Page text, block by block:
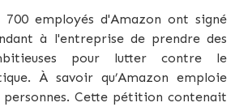
700 employés d'Amazon ont signé
à l'entreprise de prendre des
pour lutter contre le
À savoir qu’Amazon emploie
personnes. Cette pétition contenait